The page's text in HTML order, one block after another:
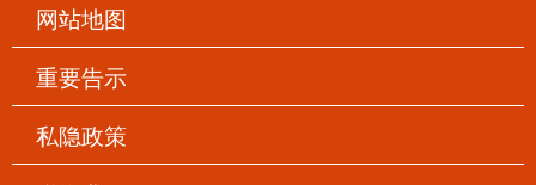
网站地图
重要告示
私隐政策